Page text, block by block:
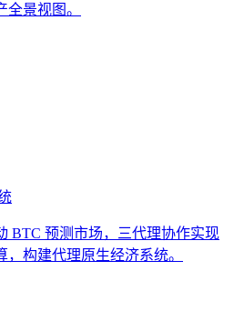
景视图。
BTC 预测市场，三代理协作实现
构建代理原生经济系统。